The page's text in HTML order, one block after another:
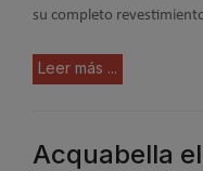
su completo
Leer más ...
Acquabella